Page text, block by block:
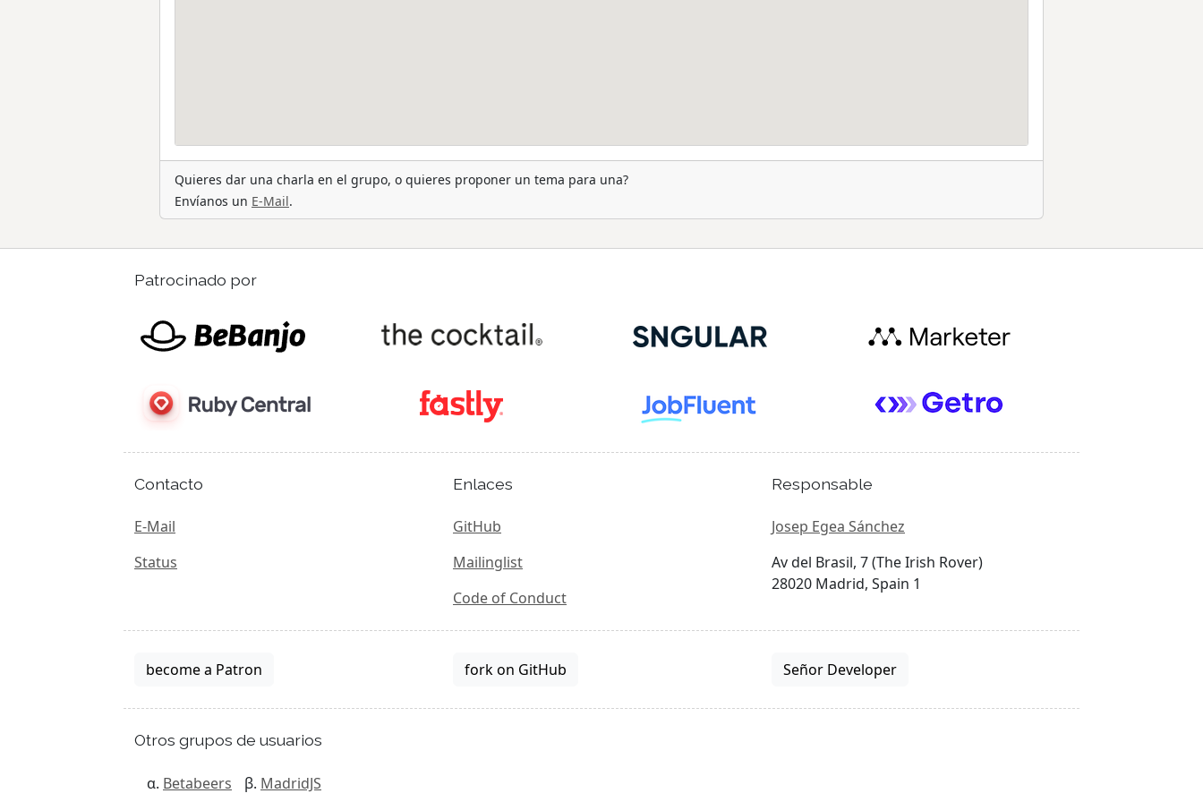
Quieres dar una charla en el grupo, o quieres proponer un tema para una?
Envíanos un E-Mail.
Patrocinado por
Contacto
E-Mail
Status
Enlaces
GitHub
Mailinglist
Code of Conduct
Responsable
Josep Egea Sánchez
Av del Brasil, 7 (The Irish Rover)
28020 Madrid, Spain 1
become a Patron fork on GitHub Señor Developer
Otros grupos de usuarios
Betabeers MadridJS